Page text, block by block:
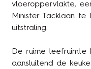
vloeroppervlakte,
Minister Tacklaan te
uitstraling.
De ruime leefruimte
aansluitend de